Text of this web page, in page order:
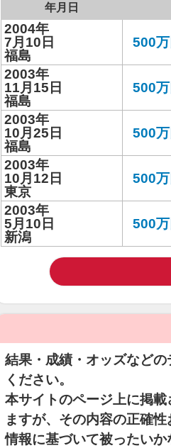
年月日
2004年
7月10日
福島
500
2003年
11月15日
福島
500
2003年
10月25日
福島
500
2003年
10月12日
東京
500
2003年
5月10日
新潟
500
結果・成績・オッズなど
ください。
本サイトのページ上に掲
ますが、その内容の正確
情報に基づいて被ったい